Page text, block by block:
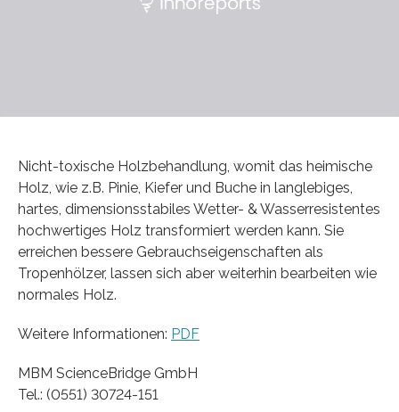
Nicht-toxische Holzbehandlung, womit das heimische
Holz, wie z.B. Pinie, Kiefer und Buche in langlebiges,
hartes, dimensionsstabiles Wetter- & Wasserresistentes
hochwertiges Holz transformiert werden kann. Sie
erreichen bessere Gebrauchseigenschaften als
Tropenhölzer, lassen sich aber weiterhin bearbeiten wie
normales Holz.
Weitere Informationen: PDF
MBM ScienceBridge GmbH
Tel.: (0551) 30724-151